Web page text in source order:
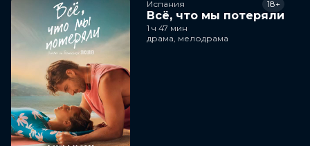
Испания
Всё, что мы потеряли
18+
1 ч 47 мин
драма, мелодрама